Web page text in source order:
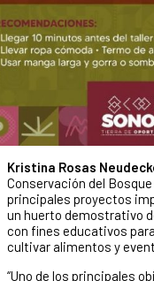
Kristina Rosas
Conservación del
principales proyectos
un huerto demostrativo
con fines educativos
cultivar alimentos y
“Uno de los principales